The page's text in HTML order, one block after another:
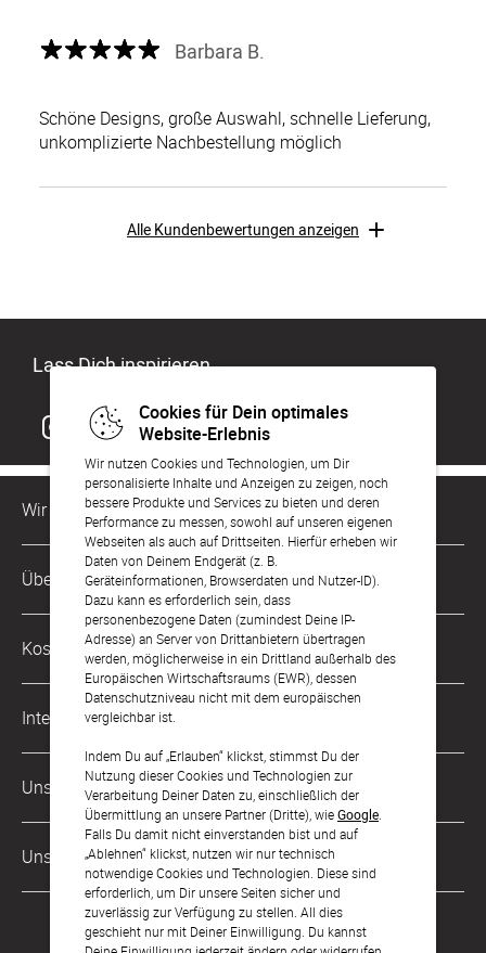
Cookies für Dein optimales
Website-Erlebnis
Wir nutzen Cookies und Technologien, um Dir
personalisierte Inhalte und Anzeigen zu zeigen, noch
bessere Produkte und Services zu bieten und deren
Performance zu messen, sowohl auf unseren eigenen
Webseiten als auch auf Drittseiten. Hierfür erheben wir
Daten von Deinem Endgerät (z. B.
Geräteinformationen, Browserdaten und Nutzer-ID).
Dazu kann es erforderlich sein, dass
personenbezogene Daten (zumindest Deine IP-
Adresse) an Server von Drittanbietern übertragen
werden, möglicherweise in ein Drittland außerhalb des
Europäischen Wirtschaftsraums (EWR), dessen
Datenschutzniveau nicht mit dem europäischen
vergleichbar ist.
Indem Du auf „Erlauben“ klickst, stimmst Du der
Nutzung dieser Cookies und Technologien zur
Verarbeitung Deiner Daten zu, einschließlich der
Übermittlung an unsere Partner (Dritte), wieGoogle
Falls Du damit nicht einverstanden bist und auf
„Ablehnen“ klickst, nutzen wir nur technisch
notwendige Cookies und Technologien. Diese sind
erforderlich, um Dir unsere Seiten sicher und
zuverlässig zur Verfügung zu stellen. All dies
geschieht nur mit Deiner Einwilligung. Du kannst
Barbara B.
Schöne Designs, große Auswahl, schnelle Lieferung,
unkomplizierte Nachbestellung möglich
Alle Kundenbewertungen anzeigen
Lass Dich inspirieren
Wir sind für Dich da
Kundenservice-Hotline
0221 956 725 10
Mo. - Fr. von 9 bis 17 Uhr
kontakt@sendmoments.de
Über Uns
Philosophie
Karriere
Impressum
AGB & Widerrufsrecht
Zahlung & Versand
Datenschutz
Barrierefreiheitserklärung
LLM's
Kostenlose Services
Musterkarten
Digitale Gästelisten
FAQ & Hilfe
International
Österreich
Schweiz
Frankreich
Unsere Zahlungsarten
Unsere Partner